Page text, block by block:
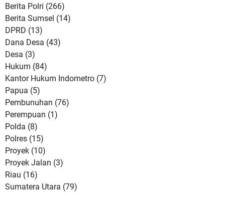
Berita Polri (266)
Berita Sumsel (14)
DPRD (13)
Dana Desa (43)
Desa (3)
Hukum (84)
Kantor Hukum Indometro (7)
Papua (5)
Pembunuhan (76)
Perempuan (1)
Polda (8)
Polres (15)
Proyek (10)
Proyek Jalan (3)
Riau (16)
Sumatera Utara (79)